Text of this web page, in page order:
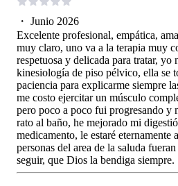
・ Junio 2026
Excelente profesional, empática,
muy claro, uno va a la terapia muy
respetuosa y delicada para tratar, yo
kinesiología de piso pélvico, ella se
paciencia para explicarme siempre
me costo ejercitar un músculo
pero poco a poco fui progresando y
rato al baño, he mejorado mi
medicamento, le estaré eternamente
personas del area de la saluda
seguir, que Dios la bendiga siempre.